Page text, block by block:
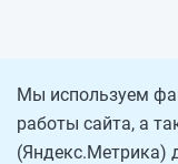
Мы используем
работы сайта, а
(Яндекс.Метрика)